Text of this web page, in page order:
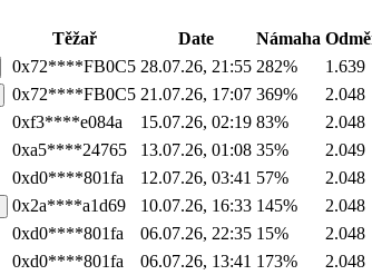
Těžař Date Námaha
0x72****FB0C5 28.07.26, 21:55 282% 1.639
0x72****FB0C5 21.07.26, 17:07 369% 2.048
0xf3****e084a 15.07.26, 02:19 83% 2.048
0xa5****24765 13.07.26, 01:08 35% 2.049
0xd0****801fa 12.07.26, 03:41 57% 2.048
0x2a****a1d69 10.07.26, 16:33 145% 2.048
0xd0****801fa 06.07.26, 22:35 15% 2.048
0xd0****801fa 06.07.26, 13:41 173% 2.048